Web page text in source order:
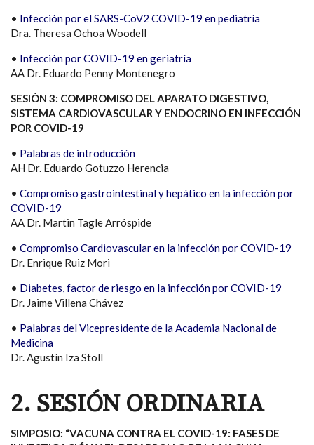
• Infección por el SARS-CoV2 COVID-19 en pediatría
Dra. Theresa Ochoa Woodell
• Infección por COVID-19 en geriatría
AA Dr. Eduardo Penny Montenegro
SESIÓN 3: COMPROMISO DEL APARATO DIGESTIVO,
SISTEMA CARDIOVASCULAR Y ENDOCRINO EN INFECCIÓN
POR COVID-19
• Palabras de introducción
AH Dr. Eduardo Gotuzzo Herencia
• Compromiso gastrointestinal y hepático en la infección por
COVID-19
AA Dr. Martin Tagle Arróspide
• Compromiso Cardiovascular en la infección por COVID-19
Dr. Enrique Ruiz Mori
• Diabetes, factor de riesgo en la infección por COVID-19
Dr. Jaime Villena Chávez
• Palabras del Vicepresidente de la Academia Nacional de
Medicina
Dr. Agustín Iza Stoll
2. SESIÓN ORDINARIA
SIMPOSIO: “VACUNA CONTRA EL COVID-19: FASES DE